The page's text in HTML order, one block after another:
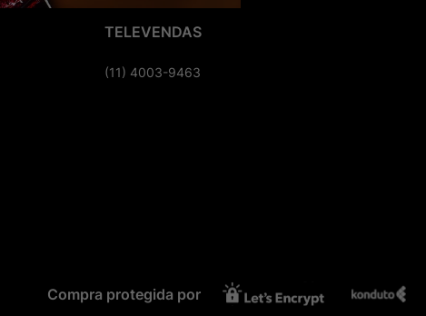
TELEVENDAS
(11) 4003-9463
Compra protegida por